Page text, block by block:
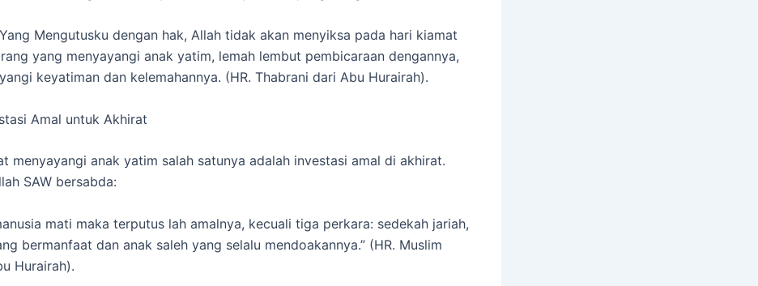
Mengutusku dengan hak, Allah tidak akan menyiksa pada hari kiamat
yang menyayangi anak yatim, lemah lembut pembicaraan dengannya,
keyatiman dan kelemahannya. (HR. Thabrani dari Abu Hurairah).
Amal untuk Akhirat
menyayangi anak yatim salah satunya adalah investasi amal di akhirat.
SAW bersabda:
mati maka terputus lah amalnya, kecuali tiga perkara: sedekah jariah,
bermanfaat dan anak saleh yang selalu mendoakannya.” (HR. Muslim
Hurairah).